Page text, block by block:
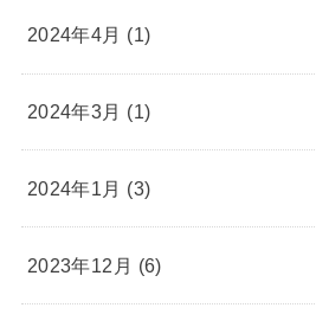
2024年4月 (1)
2024年3月 (1)
2024年1月 (3)
2023年12月 (6)